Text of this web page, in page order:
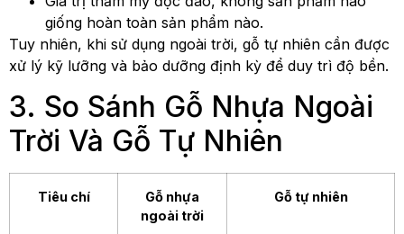
giống hoàn toàn sản phẩm nào.
Tuy nhiên, khi sử dụng ngoài trời, gỗ tự nhiên cần được
xử lý kỹ lưỡng và bảo dưỡng định kỳ để duy trì độ bền.
3. So Sánh Gỗ Nhựa Ngoài
Trời Và Gỗ Tự Nhiên
Tiêu chí
Gỗ nhựa
ngoài trời
Gỗ tự nhiên